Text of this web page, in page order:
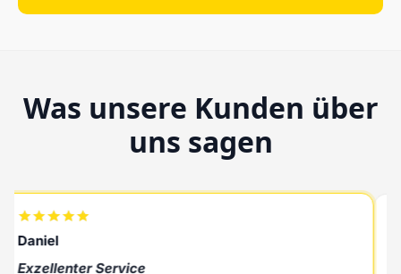
Was unsere Kunden über
uns sagen
Daniel
Exzellenter Service